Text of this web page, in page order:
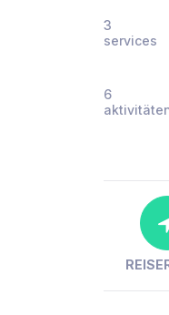
3
services
6